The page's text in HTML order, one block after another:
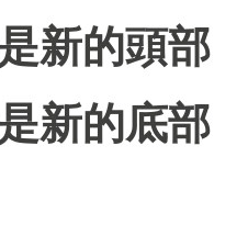
新的頭部
新的底部